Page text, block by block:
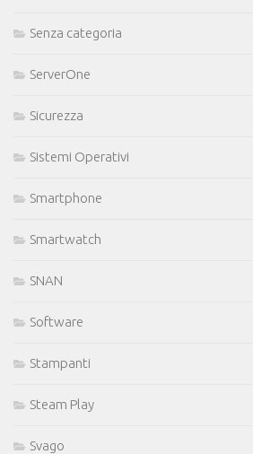
Senza categoria
ServerOne
Sicurezza
Sistemi Operativi
Smartphone
Smartwatch
SNAN
Software
Stampanti
Steam Play
Svago